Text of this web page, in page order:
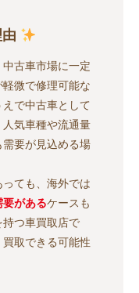
古車市場に一定
微で修理可能な
で中古車として
気車種や流通量
要が見込める場
ても、海外では
があるケースも
つ車買取店で
取できる可能性